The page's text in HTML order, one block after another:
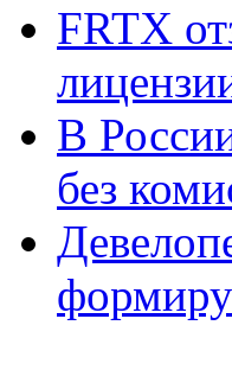
FRTX
В
без